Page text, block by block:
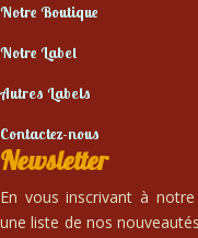
Notre Boutique
Notre Label
Autres Labels
Contactez-nous
Newsletter
En vous inscrivant à
une liste de nos